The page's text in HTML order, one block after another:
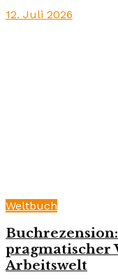
12. Juli 2026
Weltbuch
pragmatischer
Arbeitswelt